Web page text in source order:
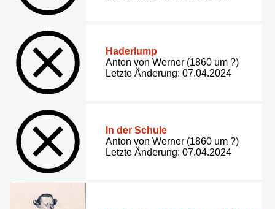
Haderlump
Anton von Werner (1860 um ?)
Letzte Änderung: 07.04.2024
In der Schule
Anton von Werner (1860 um ?)
Letzte Änderung: 07.04.2024